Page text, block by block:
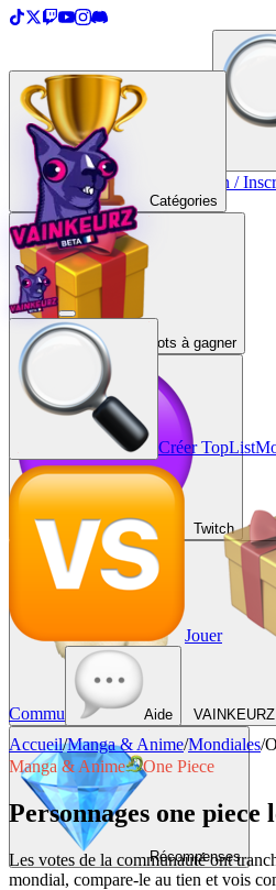
Créer une TopList Connexion /
Catégories
Lots à gagner
Twitch
VAINKEURZ
Récompenses
Créer TopList
Jouer
Commu Aide
Accueil/Manga & Anime/Mondiales/
Manga & Anime
One Piece
Personnages one piece
Les votes de la communauté ont
mondial, compare-le au tien et vois